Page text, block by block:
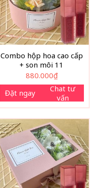
Combo hộp hoa cao cấp
+ son môi 11
880.000₫
Đặt ngay
Chat tư
vấn